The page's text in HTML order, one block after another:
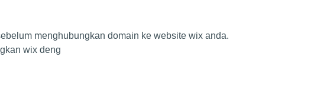
menghubungkan domain ke website wix anda.
wix deng